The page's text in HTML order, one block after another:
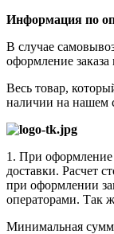
Информация по
В случае
оформление заказа
Весь товар,
наличии на нашем
1. При оформление
доставки. Расчет
при оформлении
операторами. Так
Минимальная